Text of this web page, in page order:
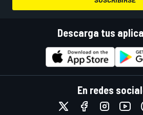
Descarga tus
En redes